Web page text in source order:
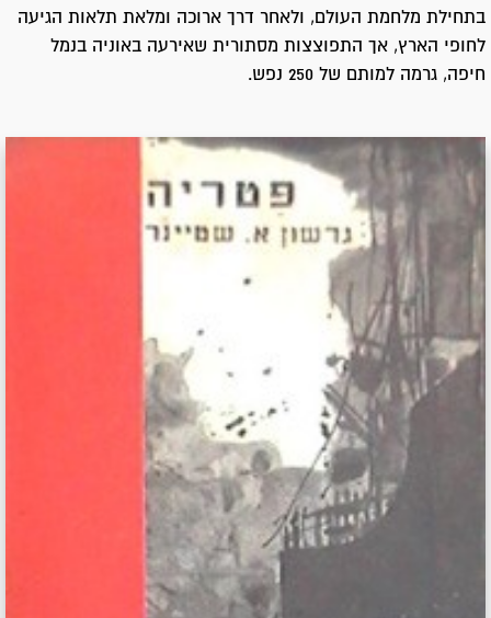
בתחילת מלחמת העולם, ולאחר דרך ארוכה ומלאת תלאות הגיעה
לחופי הארץ, אך התפוצצות מסתורית שאירעה באוניה בנמל
חיפה, גרמה למותם של 250 נפש.